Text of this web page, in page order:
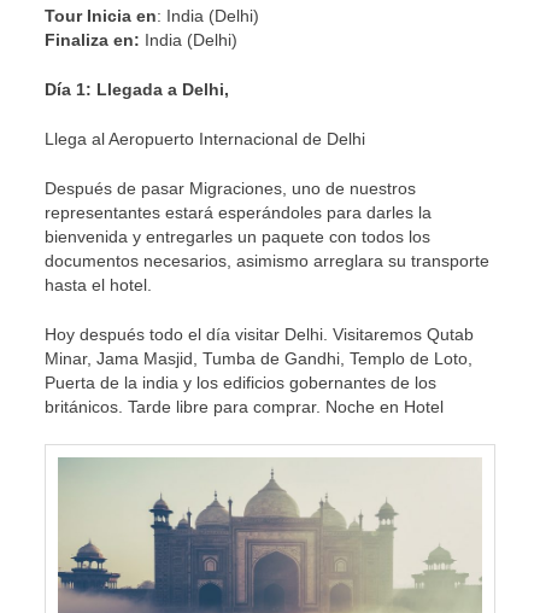
Tour Inicia en: India (Delhi)
Finaliza en: India (Delhi)
Día 1: Llegada a Delhi,
Llega al Aeropuerto Internacional de Delhi
Después de pasar Migraciones, uno de nuestros
representantes estará esperándoles para darles la
bienvenida y entregarles un paquete con todos los
documentos necesarios, asimismo arreglara su transporte
hasta el hotel.
Hoy después todo el día visitar Delhi. Visitaremos Qutab
Minar, Jama Masjid, Tumba de Gandhi, Templo de Loto,
Puerta de la india y los edificios gobernantes de los
británicos. Tarde libre para comprar. Noche en Hotel